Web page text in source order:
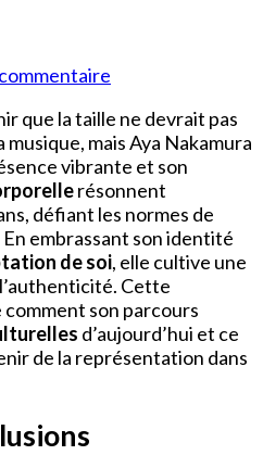
Nakamura
que la taille ne devrait pas
mais Aya Nakamura
vibrante et son
résonnent
défiant les normes de
embrassant son identité
de soi, elle cultive une
Cette
son parcours
d’aujourd’hui et ce
de la représentation dans